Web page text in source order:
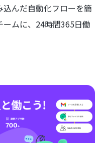
込んだ自動化フローを簡
ムに、24時間365日働